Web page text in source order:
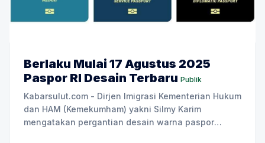
Berlaku Mulai 17 Agustus 2025
Paspor RI Desain Terbaru Publik
Kabarsulut.com - Dirjen Imigrasi Kementerian Hukum
dan HAM (Kemekumham) yakni Silmy Karim
mengatakan pergantian desain warna paspor